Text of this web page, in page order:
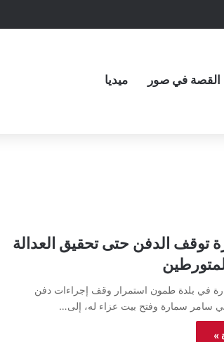
القصة في صور ميديا
توقف الدفن حتى تحقيق العدالة
في بلدة طمون استمرار وقف إجراءات دفن
سامر سمارة وفتح بيت عزاء له، إلى…
»